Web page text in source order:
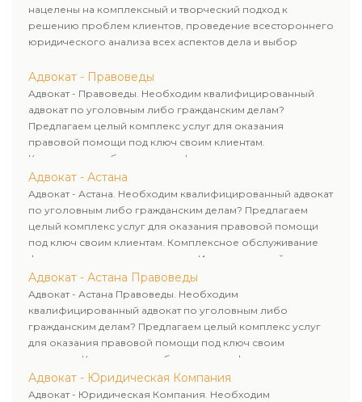
нацелены на комплексный и творческий подход к
решению проблем клиентов, проведение всестороннего
юридического анализа всех аспектов дела и выбор
Адвокат - Правоведы
Адвокат - Правоведы. Необходим квалифицированный
адвокат по уголовным либо гражданским делам?
Предлагаем целый комплекс услуг для оказания
правовой помощи под ключ своим клиентам.
Комплексное обслуживание физических и юридических
лиц. Индивидуальный подход к каждому клиенту.
Адвокат - Астана
Адвокат - Астана. Необходим квалифицированный адвокат
по уголовным либо гражданским делам? Предлагаем
целый комплекс услуг для оказания правовой помощи
под ключ своим клиентам. Комплексное обслуживание
физических и юридических лиц. Индивидуальный подход к
каждому клиенту.
Адвокат - Астана Правоведы
Адвокат - Астана Правоведы. Необходим
квалифицированный адвокат по уголовным либо
гражданским делам? Предлагаем целый комплекс услуг
для оказания правовой помощи под ключ своим
клиентам. Комплексное обслуживание физических и
юридических лиц. Индивидуальный подход к каждому
клиенту.
Адвокат - Юридическая Компания
Адвокат - Юридическая Компания. Необходим